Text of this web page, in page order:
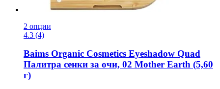
2 опции
4.3 (4)
Baims Organic Cosmetics Eyeshadow Quad
Палитра сенки за очи, 02 Mother Earth (5,60
г)